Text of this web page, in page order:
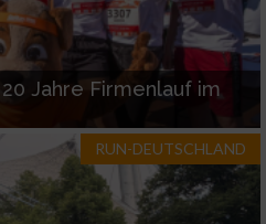
Jahre Firmenlauf im
RUN-DEUTSCHLAND